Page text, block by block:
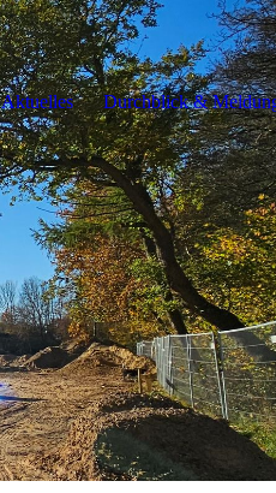
Aktuelles Durchblick &